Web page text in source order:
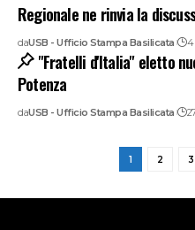
Regionale ne rinvia la
daUSB - Ufficio Stampa Basilicata 4
"Fratelli d'Italia" eletto
Potenza
daUSB - Ufficio Stampa Basilicata
1 2 3